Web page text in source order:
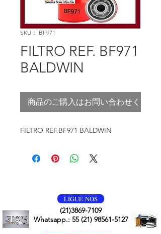
SKU： BF971
FILTRO REF. BF971
BALDWIN
商品のご購入はお問い合わせください
FILTRO REF.BF971 BALDWIN
LIGUE-NOS
(21)3869-7109
Whatsapp.: 55 (21) 98561-5127